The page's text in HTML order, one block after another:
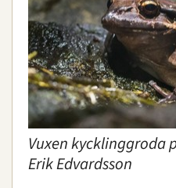
Vuxen kycklinggroda
Erik Edvardsson